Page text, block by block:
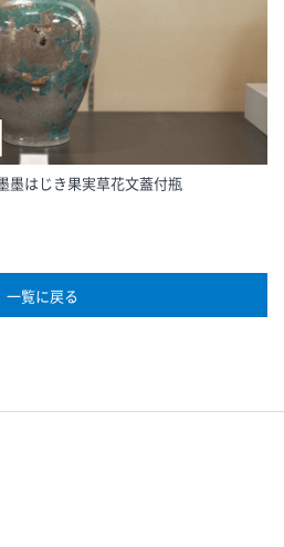
はじき果実草花文蓋付瓶
一覧に戻る